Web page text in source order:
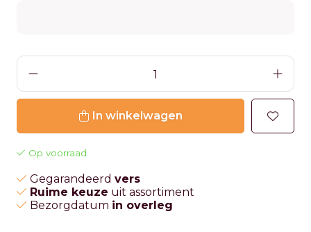
In winkelwagen
Op voorraad
Gegarandeerd vers
Ruime keuze uit assortiment
Bezorgdatum in overleg